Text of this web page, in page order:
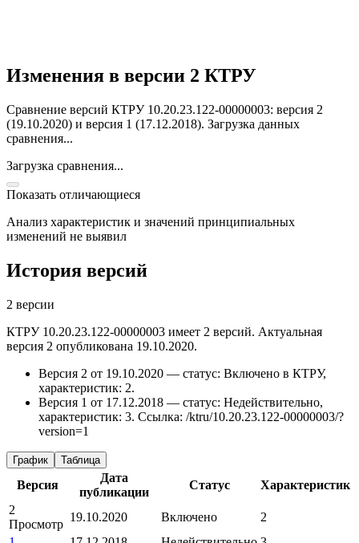
Изменения в версии 2 КТРУ
Сравнение версий КТРУ 10.20.23.122-00000003: версия 2
(19.10.2020) и версия 1 (17.12.2018). Загрузка данных
сравнения...
Загрузка сравнения...
Показать отличающиеся
Анализ характеристик и значений принципиальных
изменений не выявил
История версий
2 версии
КТРУ 10.20.23.122-00000003 имеет 2 версий. Актуальная
версия 2 опубликована 19.10.2020.
Версия 2 от 19.10.2020 — статус: Включено в КТРУ,
характеристик: 2.
Версия 1 от 17.12.2018 — статус: Недействительно,
характеристик: 3. Ссылка: /ktru/10.20.23.122-00000003/?
version=1
График Таблица
Версия
Дата
публикации
Статус
Характеристик
2
Просмотр
19.10.2020 Включено
2